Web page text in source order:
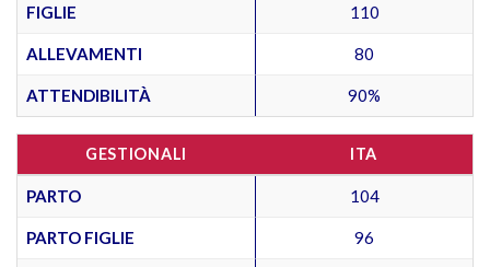
FIGLIE 110
ALLEVAMENTI 80
ATTENDIBILITÀ 90%
GESTIONALI ITA
PARTO 104
PARTO FIGLIE 96